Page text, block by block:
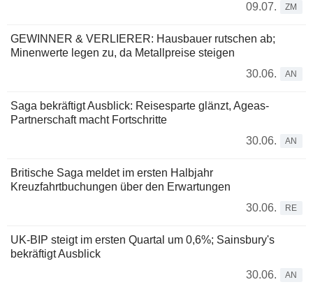
09.07.
ZM
GEWINNER & VERLIERER: Hausbauer rutschen ab;
Minenwerte legen zu, da Metallpreise steigen
30.06.
AN
Saga bekräftigt Ausblick: Reisesparte glänzt, Ageas-
Partnerschaft macht Fortschritte
30.06.
AN
Britische Saga meldet im ersten Halbjahr
Kreuzfahrtbuchungen über den Erwartungen
30.06.
RE
UK-BIP steigt im ersten Quartal um 0,6%; Sainsbury's
bekräftigt Ausblick
30.06.
AN